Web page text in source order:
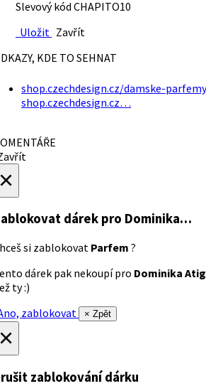
Slevový kód CHAPITO10
Uložit Zavřít
KDE TO SEHNAT
shop.czechdesign.cz/damske-
shop.czechdesign.cz…
dárek pro Dominika…
si zablokovat Parfem ?
dárek pak nekoupí pro Dominika
ty :)
zablokovat
× Zpět
zablokování dárku